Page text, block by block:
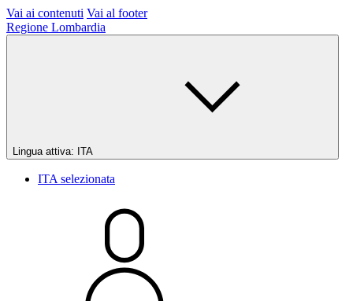
Vai ai contenuti Vai al footer
Regione Lombardia
Lingua attiva: ITA
ITA selezionata